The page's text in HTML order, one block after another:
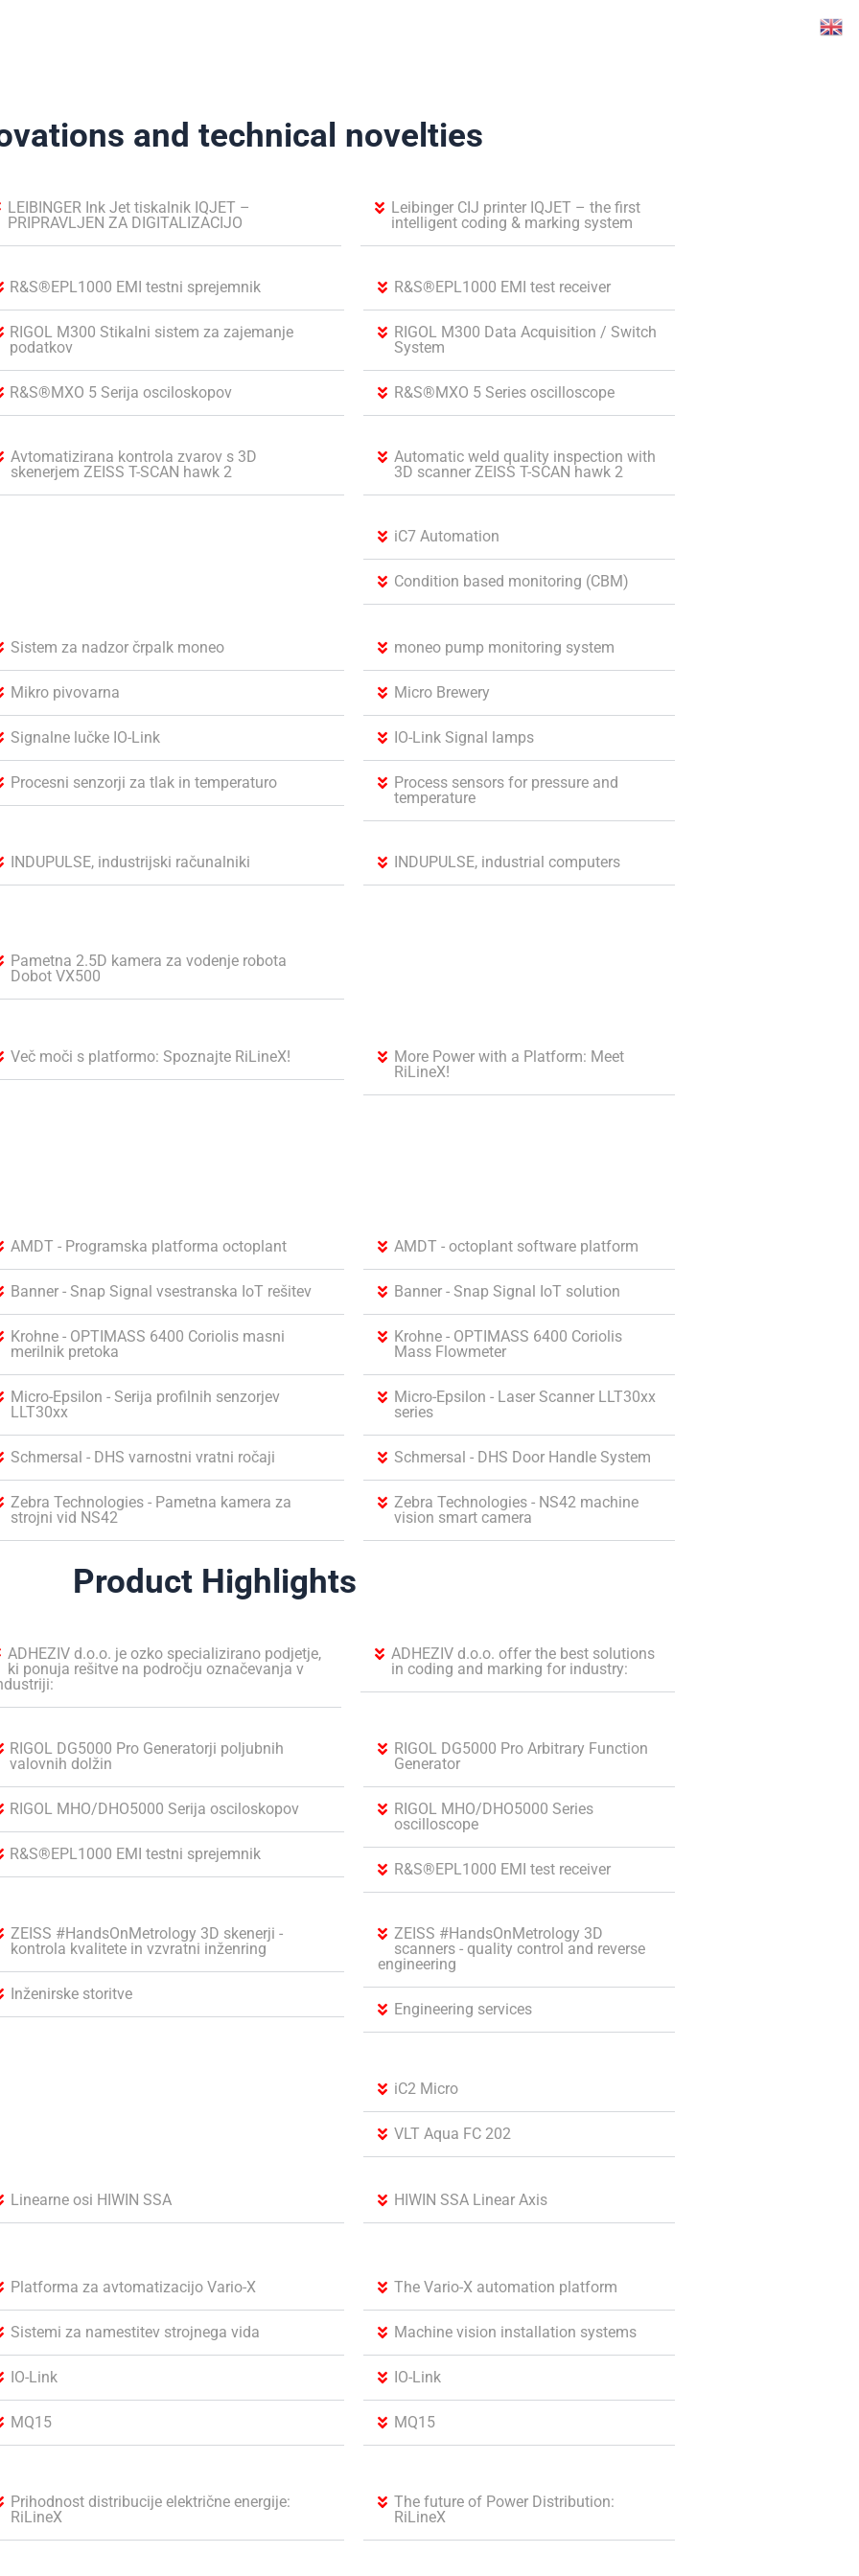
and technical novelties
LEIBINGER Ink Jet tiskalnik IQJET –
PRIPRAVLJEN ZA DIGITALIZACIJO
Leibinger CIJ printer IQJET – the first
intelligent coding & marking system
R&S®EPL1000 EMI testni sprejemnik
RIGOL M300 Stikalni sistem za zajemanje
podatkov
R&S®MXO 5 Serija osciloskopov
R&S®EPL1000 EMI test receiver
RIGOL M300 Data Acquisition / Switch
System
R&S®MXO 5 Series oscilloscope
Avtomatizirana kontrola zvarov s 3D
skenerjem ZEISS T-SCAN hawk 2
Automatic weld quality inspection with
3D scanner ZEISS T-SCAN hawk 2
iC7 Automation
Condition based monitoring (CBM)
Sistem za nadzor črpalk moneo
Mikro pivovarna
Signalne lučke IO-Link
Procesni senzorji za tlak in temperaturo
moneo pump monitoring system
Micro Brewery
IO-Link Signal lamps
Process sensors for pressure and
temperature
INDUPULSE, industrijski računalniki INDUPULSE, industrial computers
Pametna 2.5D kamera za vodenje robota
Dobot VX500
Več moči s platformo: Spoznajte RiLineX!
More Power with a Platform: Meet
RiLineX!
AMDT - Programska platforma octoplant
Banner - Snap Signal vsestranska IoT rešitev
Krohne - OPTIMASS 6400 Coriolis masni
merilnik pretoka
Micro-Epsilon - Serija profilnih senzorjev
LLT30xx
Schmersal - DHS varnostni vratni ročaji
Zebra Technologies - Pametna kamera za
strojni vid NS42
AMDT - octoplant software platform
Banner - Snap Signal IoT solution
Krohne - OPTIMASS 6400 Coriolis
Mass Flowmeter
Micro-Epsilon - Laser Scanner LLT30xx
series
Schmersal - DHS Door Handle System
Zebra Technologies - NS42 machine
vision smart camera
Product Highlights
ADHEZIV d.o.o. je ozko specializirano podjetje,
ki ponuja rešitve na področju označevanja v
ADHEZIV d.o.o. offer the best solutions
in coding and marking for industry:
RIGOL DG5000 Pro Generatorji poljubnih
valovnih dolžin
RIGOL MHO/DHO5000 Serija osciloskopov
R&S®EPL1000 EMI testni sprejemnik
RIGOL DG5000 Pro Arbitrary Function
Generator
RIGOL MHO/DHO5000 Series
oscilloscope
R&S®EPL1000 EMI test receiver
ZEISS #HandsOnMetrology 3D skenerji -
kontrola kvalitete in vzvratni inženring
Inženirske storitve
ZEISS #HandsOnMetrology 3D
scanners - quality control and reverse
engineering
Engineering services
iC2 Micro
VLT Aqua FC 202
Linearne osi HIWIN SSA HIWIN SSA Linear Axis
Platforma za avtomatizacijo Vario-X
Sistemi za namestitev strojnega vida
IO-Link
MQ15
The Vario-X automation platform
Machine vision installation systems
IO-Link
MQ15
Prihodnost distribucije električne energije:
RiLineX
The future of Power Distribution:
RiLineX